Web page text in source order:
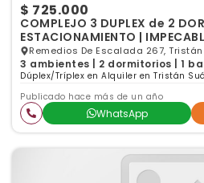
$ 725.000
COMPLEJO 3 DUPLEX de 2
ESTACIONAMIENTO |
UNO!!! APURATE
Remedios De Escalada 267, Tristán
3 ambientes | 2 dormitorios | 1
Dúplex/Tríplex en Alquiler en Tristán
Publicado hace más de un año
WhatsApp